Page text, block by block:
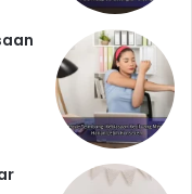
menerapkan